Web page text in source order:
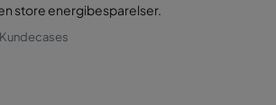
store energibesparelser.
Kundecases